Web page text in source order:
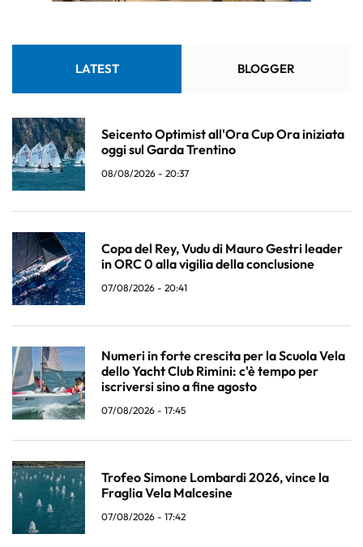
LATEST BLOGGER
Seicento Optimist all'Ora Cup Ora iniziata
oggi sul Garda Trentino
08/08/2026 - 20:37
Copa del Rey, Vudu di Mauro Gestri leader
in ORC 0 alla vigilia della conclusione
07/08/2026 - 20:41
Numeri in forte crescita per la Scuola Vela
dello Yacht Club Rimini: c'è tempo per
iscriversi sino a fine agosto
07/08/2026 - 17:45
Trofeo Simone Lombardi 2026, vince la
Fraglia Vela Malcesine
07/08/2026 - 17:42